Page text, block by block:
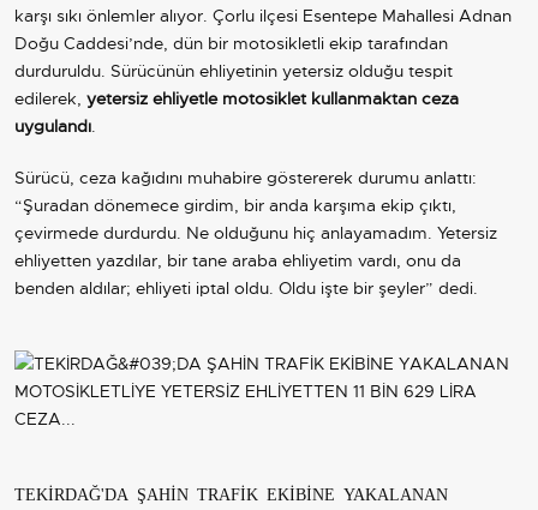
karşı sıkı önlemler alıyor. Çorlu ilçesi Esentepe Mahallesi Adnan
Doğu Caddesi’nde, dün bir motosikletli ekip tarafından
durduruldu. Sürücünün ehliyetinin yetersiz olduğu tespit
edilerek, yetersiz ehliyetle motosiklet kullanmaktan ceza
uygulandı.
Sürücü, ceza kağıdını muhabire göstererek durumu anlattı:
“Şuradan dönemece girdim, bir anda karşıma ekip çıktı,
çevirmede durdurdu. Ne olduğunu hiç anlayamadım. Yetersiz
ehliyetten yazdılar, bir tane araba ehliyetim vardı, onu da
benden aldılar; ehliyeti iptal oldu. Oldu işte bir şeyler” dedi.
TEKİRDAĞ'DA ŞAHİN TRAFİK EKİBİNE YAKALANAN